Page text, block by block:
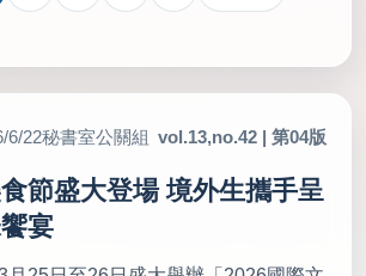
6/22秘書室公關組 vol.13,no.42 | 第04版
節盛大登場 境外生攜手呈
宴